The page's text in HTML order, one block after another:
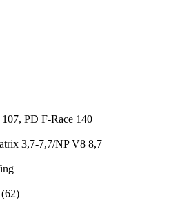
PD F-Race 140
3,7-7,7/NP V8 8,7